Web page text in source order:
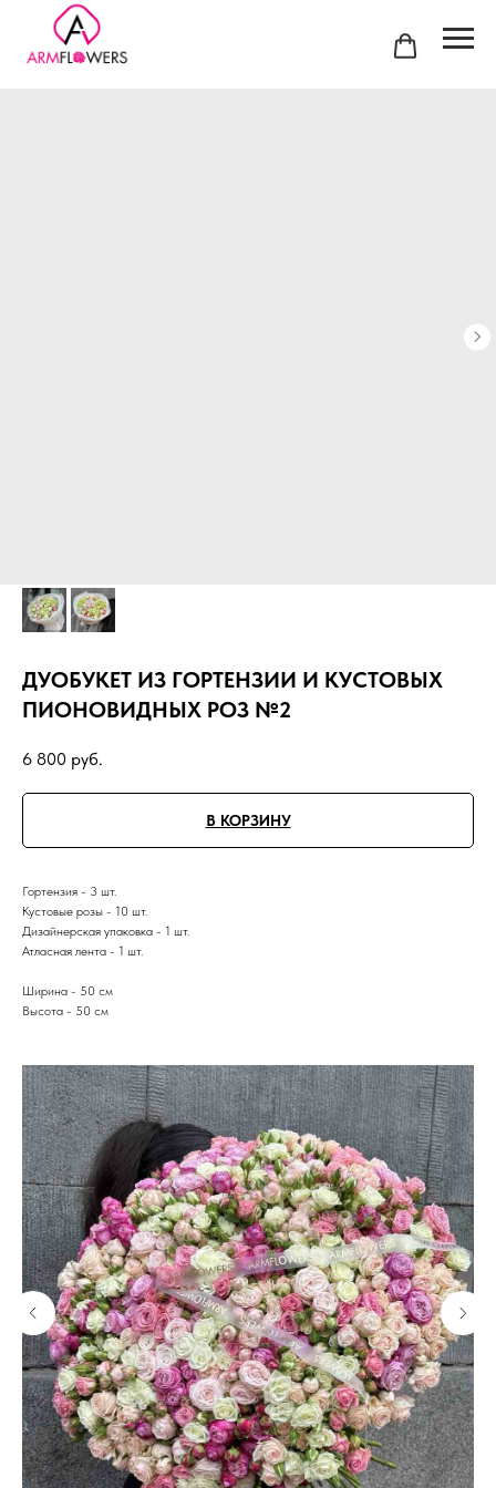
ДУОБУКЕТ ИЗ ГОРТЕНЗИИ И КУСТОВЫХ
ПИОНОВИДНЫХ РОЗ №2
6 800 руб.
В КОРЗИНУ
Гортензия - 3 шт.
Кустовые розы - 10 шт.
Дизайнерская упаковка - 1 шт.
Атласная лента - 1 шт.
Ширина - 50 см
Высота - 50 см